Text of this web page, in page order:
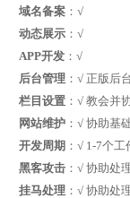
域名备案：√
动态展示：√
APP开发：√
后台管理：√ 正版后
栏目设置：√ 教会并
网站维护：√ 协助基
开发周期 ：√ 1-7个工
黑客攻击：√ 协助处
挂马处理：√ 协助处